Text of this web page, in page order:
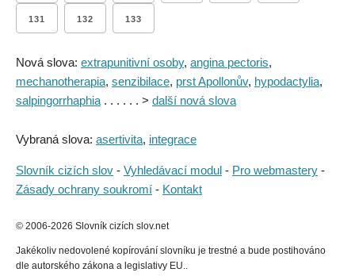
131 132 133
Nová slova: extrapunitivní osoby, angina pectoris,
mechanotherapia, senzibilace, prst Apollonův, hypodactylia,
salpingorrhaphia . . . . . . > další nová slova
Vybraná slova: asertivita, integrace
Slovník cizích slov - Vyhledávací modul - Pro webmastery -
Zásady ochrany soukromí - Kontakt
© 2006-2026 Slovník cizích slov.net
Jakékoliv nedovolené kopírování slovníku je trestné a bude postihováno
dle autorského zákona a legislativy EU..